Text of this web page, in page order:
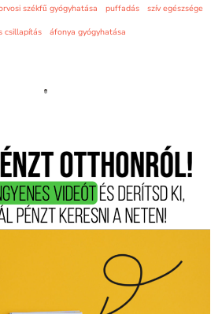
székfű gyógyhatása puffadás
szív egészsége
csillapítás áfonya gyógyhatása